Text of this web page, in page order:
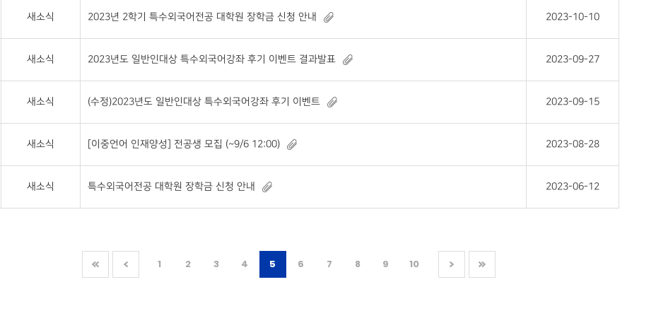
새소식 2023년 2학기 특수외국어전공 대학원 장학금 신청 안내 2023-10-10
새소식 2023년도 일반인대상 특수외국어강좌 후기 이벤트 결과발표 2023-09-27
새소식 (수정)2023년도 일반인대상 특수외국어강좌 후기 이벤트 2023-09-15
새소식 [이중언어 인재양성] 전공생 모집 (~9/6 12:00) 2023-08-28
새소식 특수외국어전공 대학원 장학금 신청 안내 2023-06-12
1 2 3 4 5 6 7 8 9 10